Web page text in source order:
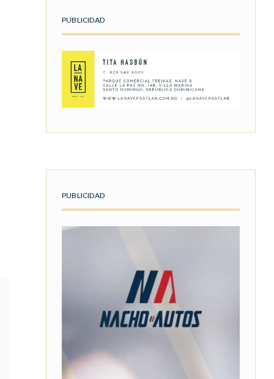
PUBLICIDAD
PUBLICIDAD